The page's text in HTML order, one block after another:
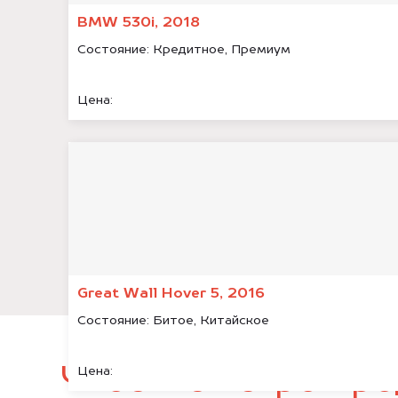
BMW 530i, 2018
Состояние: Кредитное, Премиум
Цена:
Great Wall Hover 5, 2016
Состояние: Битое, Китайское
Цена:
Чтобы быстро